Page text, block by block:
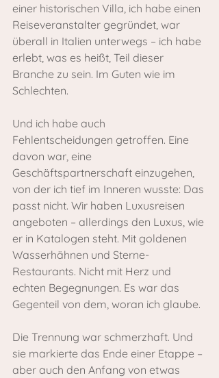
einer historischen Villa, ich habe einen
Reiseveranstalter gegründet, war
überall in Italien unterwegs – ich habe
erlebt, was es heißt, Teil dieser
Branche zu sein. Im Guten wie im
Schlechten.
Und ich habe auch
Fehlentscheidungen getroffen. Eine
davon war, eine
Geschäftspartnerschaft einzugehen,
von der ich tief im Inneren wusste: Das
passt nicht. Wir haben Luxusreisen
angeboten – allerdings den Luxus, wie
er in Katalogen steht. Mit goldenen
Wasserhähnen und Sterne-
Restaurants. Nicht mit Herz und
echten Begegnungen. Es war das
Gegenteil von dem, woran ich glaube.
Die Trennung war schmerzhaft. Und
sie markierte das Ende einer Etappe –
aber auch den Anfang von etwas